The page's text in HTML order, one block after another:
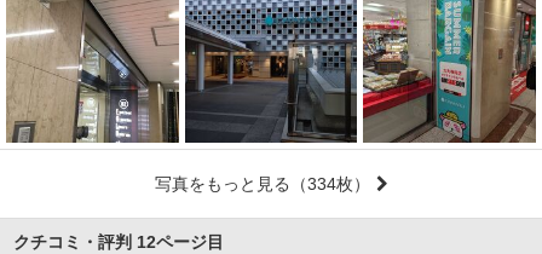
写真をもっと見る （334枚）
クチコミ・評判 12ページ目